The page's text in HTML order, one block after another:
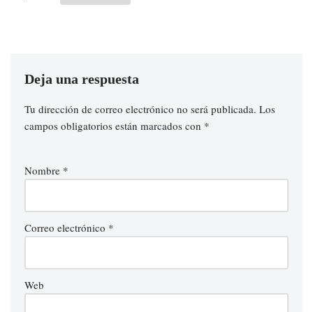
Deja una respuesta
Tu dirección de correo electrónico no será publicada. Los
campos obligatorios están marcados con *
Nombre *
Correo electrónico *
Web